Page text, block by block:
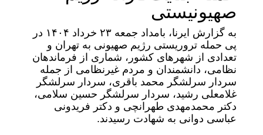
صهیونیستی
به گزارش ایرنا، بامداد جمعه ۲۳ خرداد ۱۴۰۴ در
پی حمله تروریستی رژیم صهیونی به تهران و
تعدادی از شهرهای کشور، شماری از فرماندهان
نظامی، دانشمندان و مردم غیرنظامی از جمله
سردار سرلشگر محمد باقری، سردار سرلشگر
غلامعلی رشید، سردار سرلشگر حسین سلامی،
دکتر محمدمهدی طهرانچی و دکتر فریدونی
عباسی دوانی به شهادت رسیدند.